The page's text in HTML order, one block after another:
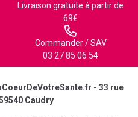
Livraison gratuite à partir de
69€
Commander / SAV
03 27 85 06 54
- 33 rue
Caudry